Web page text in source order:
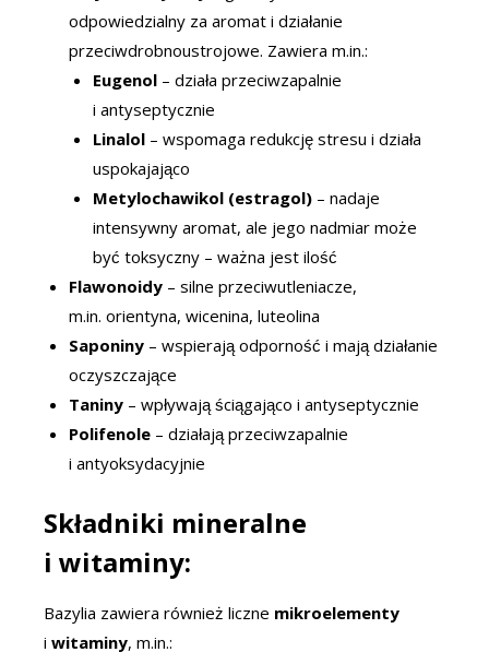
odpowiedzialny za aromat i działanie
przeciwdrobnoustrojowe. Zawiera m.in.:
Eugenol – działa przeciwzapalnie
i antyseptycznie
Linalol – wspomaga redukcję stresu i działa
uspokajająco
Metylochawikol (estragol) – nadaje
intensywny aromat, ale jego nadmiar może
być toksyczny – ważna jest ilość
Flawonoidy– silne przeciwutleniacze,
m.in. orientyna, wicenina, luteolina
Saponiny– wspierają odporność i mają działanie
oczyszczające
Taniny– wpływają ściągająco i antyseptycznie
Polifenole– działają przeciwzapalnie
i antyoksydacyjnie
Składniki mineralne
i witaminy:
Bazylia zawiera również liczne mikroelementy
i witaminy, m.in.: